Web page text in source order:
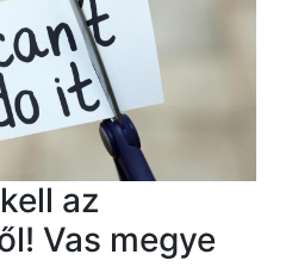
az
Vas megye